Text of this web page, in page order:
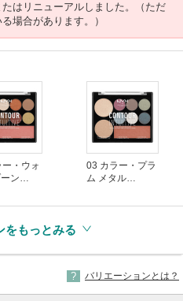
はリニューアルしました。（ただ
場合があります。）
・ウォ
ン
03 カラー・プラ
ム メタル
をもっとみる
バリエーションとは？